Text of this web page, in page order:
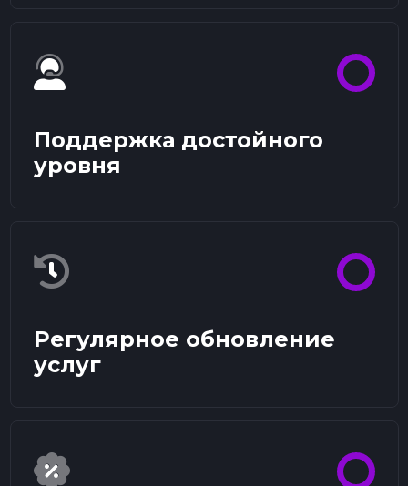
Поддержка достойного
уровня
Регулярное обновление
услуг